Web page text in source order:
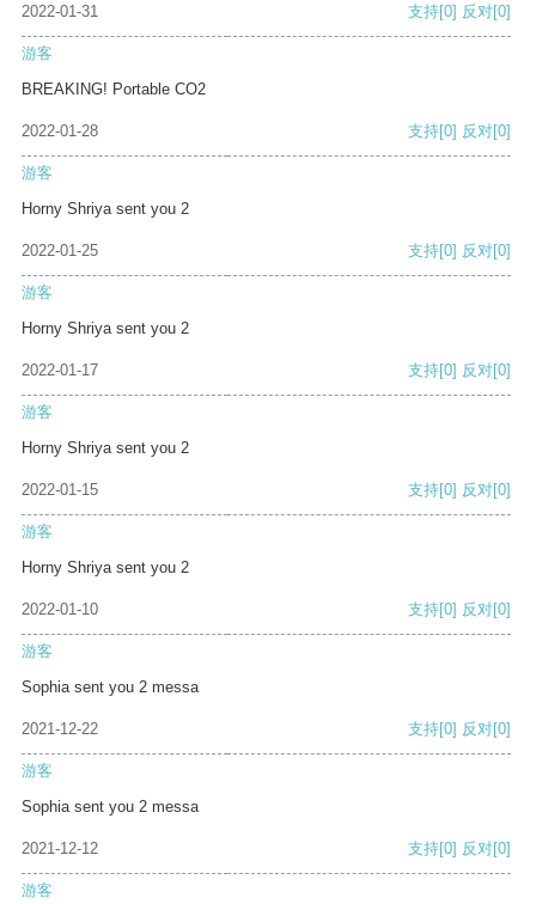
2022-01-31 支持[0] 反对[0]
游客
BREAKING! Portable CO2
2022-01-28 支持[0] 反对[0]
游客
Horny Shriya sent you 2
2022-01-25 支持[0] 反对[0]
游客
Horny Shriya sent you 2
2022-01-17 支持[0] 反对[0]
游客
Horny Shriya sent you 2
2022-01-15 支持[0] 反对[0]
游客
Horny Shriya sent you 2
2022-01-10 支持[0] 反对[0]
游客
Sophia sent you 2 messa
2021-12-22 支持[0] 反对[0]
游客
Sophia sent you 2 messa
2021-12-12 支持[0] 反对[0]
游客